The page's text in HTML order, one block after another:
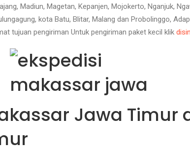
Madiun, Magetan, Kepanjen, Mojokerto, Nganjuk,
kota Batu, Blitar, Malang dan Probolinggo,
tujuan pengiriman Untuk pengiriman paket kecil klik
Jawa Timur